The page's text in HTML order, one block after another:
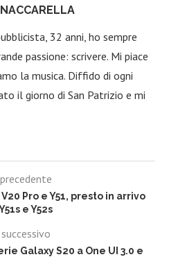
32 anni, ho sempre
passione: scrivere. Mi piace
la musica. Diffido di ogni
il giorno di San Patrizio e mi
Pro e Y51, presto in arrivo
e Y52s
Galaxy S20 a One UI 3.0 e